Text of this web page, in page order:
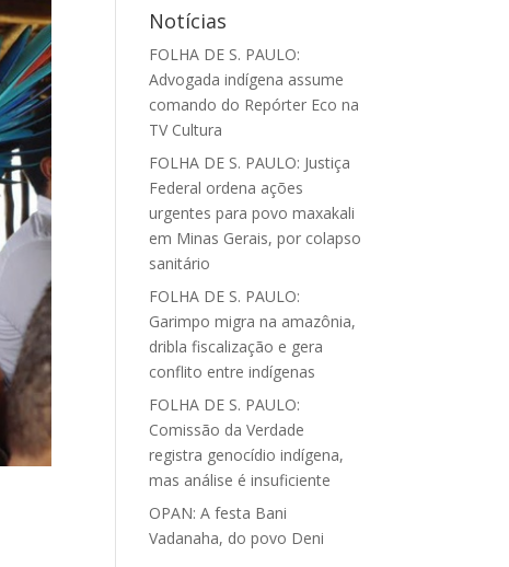
Notícias
FOLHA DE S. PAULO:
Advogada indígena assume
comando do Repórter Eco na
TV Cultura
FOLHA DE S. PAULO: Justiça
Federal ordena ações
urgentes para povo maxakali
em Minas Gerais, por colapso
sanitário
FOLHA DE S. PAULO:
Garimpo migra na amazônia,
dribla fiscalização e gera
conflito entre indígenas
FOLHA DE S. PAULO:
Comissão da Verdade
registra genocídio indígena,
mas análise é insuficiente
OPAN: A festa Bani
Vadanaha, do povo Deni